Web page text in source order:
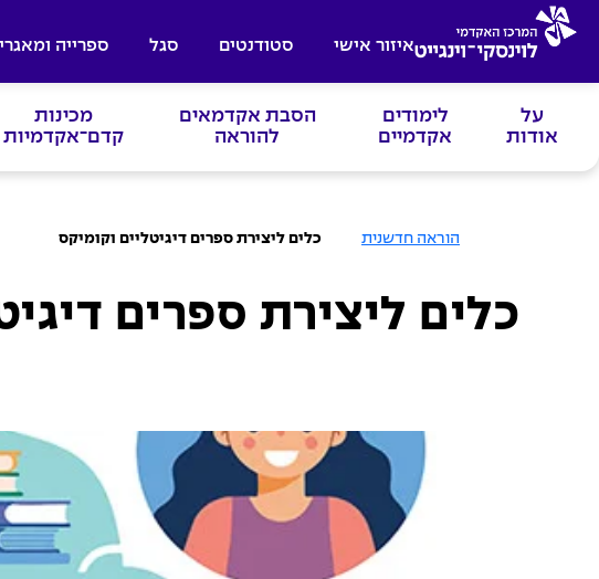
איזור אישי סטודנטים סגל ספרייה
על
אודות
לימודים
אקדמיים
הסבת אקדמאים
להוראה
מכינות
קדם־אקדמיות
ה
ב
הוראה חדשנית כלים ליצירת ספרים דיגיטליים וקומיקס
כלים ליצירת ספרים